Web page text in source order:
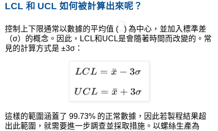
LCL 和 UCL 如何被計算出來呢？
控制上下限通常以數據的平均值 ( ) 為中心，並加入標準差
（σ）的概念。因此， LCL和 UCL是會隨著時間而改變的。常
見的計算方式是 ±3σ ：
這樣的範圍涵蓋了 99.73% 的正常數據，因此若製程結果超
出此範圍，就需要進一步調查並採取措施。以螺絲生產為